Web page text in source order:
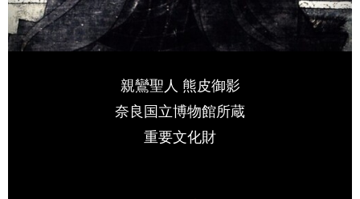
親鸞聖人 熊皮御影
奈良国立博物館所蔵
重要文化財